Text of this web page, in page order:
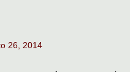
26, 2014